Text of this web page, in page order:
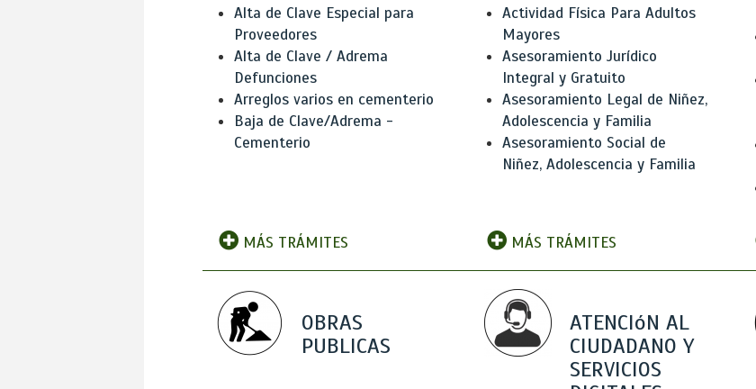
Alta de Clave Especial para
Proveedores
Alta de Clave / Adrema
Defunciones
Arreglos varios en cementerio
Baja de Clave/Adrema -
Cementerio
MÁS TRÁMITES
Actividad Física Para Adultos
Mayores
Asesoramiento Jurídico
Integral y Gratuito
Asesoramiento Legal de Niñez,
Adolescencia y Familia
Asesoramiento Social de
Niñez, Adolescencia y Familia
MÁS TRÁMITES
OBRAS
PUBLICAS
ATENCIóN AL
CIUDADANO Y
SERVICIOS